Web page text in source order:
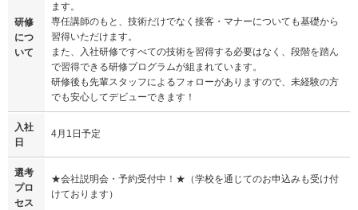
研修
につ
いて
ます。
専任講師のもと、技術だけでなく接客・マナーについても基礎から
習得いただけます。
また、入社研修ですべての技術を習得する必要はなく、段階を踏ん
で習得できる研修プログラムが組まれています。
研修後も先輩スタッフによるフォローがありますので、未経験の方
でも安心してデビューできます！
入社
日
4月1日予定
選考
プロ
セス
★会社説明会・予約受付中！★（学校を通じてのお申込みも受け付
けております）